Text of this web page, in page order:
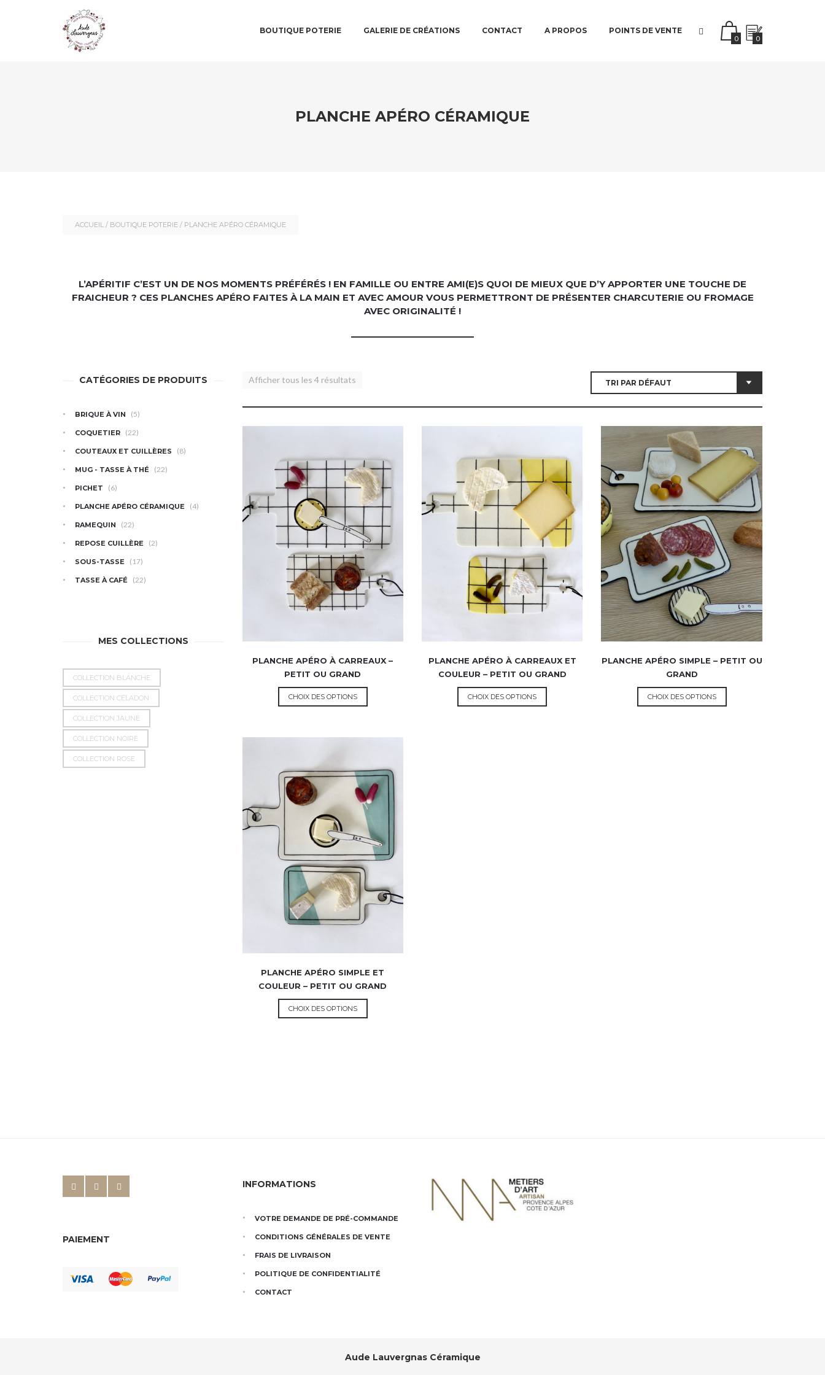
SKIP TO PRIMARY CONTENT
SKIP TO SECONDARY CONTENT
BOUTIQUE POTERIE GALERIE DE CRÉATIONS CONTACT A PROPOS POINTS DE VENTE
0 0
PLANCHE APÉRO CÉRAMIQUE
ACCUEIL / BOUTIQUE POTERIE / PLANCHE APÉRO CÉRAMIQUE
L’APÉRITIF C’EST UN DE NOS MOMENTS PRÉFÉRÉS ! EN FAMILLE OU ENTRE AMI(E)S QUOI DE MIEUX QUE D’Y APPORTER UNE TOUCHE DE
FRAICHEUR ? CES PLANCHES APÉROFAITES À LA MAIN ET AVEC AMOUR VOUS PERMETTRONT DE PRÉSENTER CHARCUTERIE OU FROMAGE
AVEC ORIGINALITÉ !
Afficher tous les 4 résultats
PLANCHE APÉRO À CARREAUX –
PETIT OU GRAND
CHOIX DES OPTIONS
PLANCHE APÉRO À CARREAUX ET
COULEUR – PETIT OU GRAND
CHOIX DES OPTIONS
PLANCHE APÉRO SIMPLE – PETIT OU
GRAND
CHOIX DES OPTIONS
PLANCHE APÉRO SIMPLE ET
COULEUR – PETIT OU GRAND
CHOIX DES OPTIONS
CATÉGORIES DE PRODUITS
BRIQUE À VIN (5)
COQUETIER (22)
COUTEAUX ET CUILLÈRES (8)
MUG - TASSE À THÉ (22)
PICHET (6)
PLANCHE APÉRO CÉRAMIQUE (4)
RAMEQUIN (22)
REPOSE CUILLÈRE (2)
SOUS-TASSE (17)
TASSE À CAFÉ (22)
MES COLLECTIONS
COLLECTION BLANCHE
COLLECTION CÉLADON
COLLECTION JAUNE
COLLECTION NOIRE
COLLECTION ROSE
PAIEMENT
INFORMATIONS
VOTRE DEMANDE DE PRÉ-COMMANDE
CONDITIONS GÉNÉRALES DE VENTE
FRAIS DE LIVRAISON
POLITIQUE DE CONFIDENTIALITÉ
CONTACT
Aude Lauvergnas Céramique